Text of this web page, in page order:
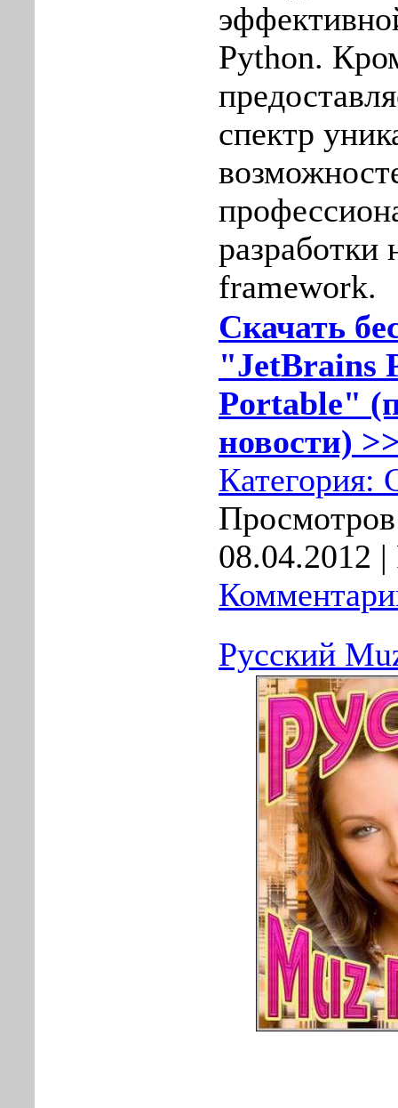
Python.
спектр
разработки
framework.
Скачать
"JetBrains
Portablе"
новости)
Категория:
08.04.2012 |
Русский